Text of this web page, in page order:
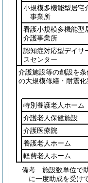
小規模多機能型居宅
事業所
看護小規模多機能型
介護事業所
認知症対応型デイサ
スセンター
介護施設等の創設を
の大規模修繕・耐震化
特別養護老人ホーム
介護老人保健施設
介護医療院
養護老人ホーム
軽費老人ホーム
備考 施設数単位で
に一度助成を受け